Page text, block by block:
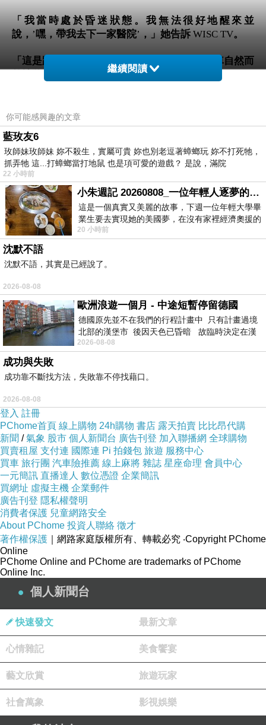
「我當時處於昏迷狀態。我無法很好地醒來並
說， ’嘿，帶我去下一家醫院’ ，」她告訴 WISC TV。
「這是距離我舉辦活動最近的醫院，所以救護車自然而
然地將我帶到那裡。他們沒有錯。」
儘管醫院將費用降低了
醫療保健系統昂貴的複雜性，患者發現，儘管他們支付
了高額保費，但由於保單的小字讓受保者沒法留意其中
的風險而導致他們並沒有得到保障。
聯合醫療保健公司執行長布萊恩湯普森在曼哈頓被槍
殺，導致拒絕承保的爭議成為焦點。
雖然沒有對這起殺戮給出官方解釋，但彈藥上顯然留下
的彈殼——
是指保險業被指控用來避免賠付的策略。
消費者研究網站
聯合醫療保健拒絕了三分之一的索賠，約為行業平均水
平的兩倍。
“非法計劃”
美國第四大健康保險公司 Cigna
該公司因大規模拒絕報道而在加州集體訴訟中被起訴。
通常，保險公司會以治療不必要為由拒絕索賠——儘管
患者自己的醫生持不同意見。
根據加州的說法，醫療審查是由電腦而不是另一位醫生
完成的。
用於拒絕索賠的演算法
行動的核心是PXDX，這是
算法使該公司的醫生能夠「一次自動拒絕批量數百或數
千筆付款」。
該系統意味著索賠在未打開文件的情況下被拒絕，「導
致數千名患者實際上沒有保險和意外的帳單」。
據稱，在2022年的短短兩個月內，Cigna的醫生拒絕
了超過30
萬個付款請求，每個請求的「審查」時間
為1.2秒。
該公司還被指控使用PXDX系統，因為他們知道只有
約2%的人會對這項否認提出異議。
「我認為他們都在使用人工智慧來削減成本，」代表患
繼續閱讀
你可能感興趣的文章
藍玫友6
玫師妹玫師妹 妳不殺生，實屬可貴 妳也別老逗著蟑螂玩 妳不打死牠，
抓弄牠 這...打蟑螂當打地鼠 也是項可愛的遊戲？ 是說，滿院
22 小時前
小朱週記 20260808_一位年輕人逐夢的真實故事
這是一個真實又美麗的故事，下週一位年輕大學畢
業生要去實現她的美國夢，在沒有家裡經濟奧援的
情況下，靠著自我努力工作累積出國基
20 小時前
沈默不語
沈默不語，其實是已經說了。
2026-08-08
歐洲浪遊一個月 - 中途短暫停留德國
德國原先並不在我們的行程計畫中 只有計畫過境
北部的漢堡市 後因天色已昏暗 故臨時決定在漢
堡市吃晚餐和過夜
2026-08-08
成功與失敗
成功靠不斷找方法，失敗靠不停找藉口。
2026-08-08
登入 註冊
PChome首頁 線上購物 24h購物 書店 露天拍賣 比比昂代購
新聞 /氣象 股市 個人新聞台 廣告刊登 加入聯播網 全球購物
買賣租屋 支付連 國際連 Pi 拍錢包 旅遊 服務中心
買車 旅行團 汽車險推薦 線上麻將 雜誌 星座命理 會員中心
一元簡訊 直播達人 數位憑證 企業簡訊
買網址 虛擬主機 企業郵件
廣告刊登 隱私權聲明
消費者保護 兒童網路安全
About PChome 投資人聯絡 徵才
著作權保護 ｜網路家庭版權所有、轉載必究 ‧Copyright PChome
Online
PChome Online and PChome are trademarks of PChome
Online Inc.
個人新聞台
快速發文 最新文章
心情雜記 美食饗宴
藝文欣賞 旅遊玩家
社會萬象 影視娛樂